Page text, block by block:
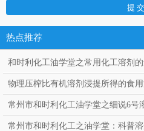
热点推荐
和时利化工油学堂之常用化工溶剂
物理压榨比有机溶剂浸提所得的食
常州市和时利化工油学堂之细说6号
常州市和时利化工之油学堂：科普